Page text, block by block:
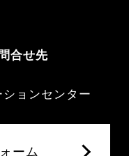
合せ先
ョンセンター
ーム